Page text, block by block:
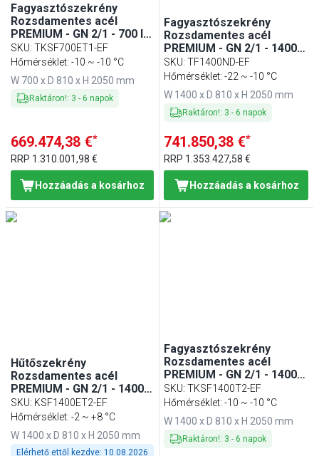
Fagyasztószekrény
Rozsdamentes acél
PREMIUM - GN 2/1 - 700 l -
akár −22…−10 °C - mit 1
ajtó - Umlufthűtés,
R290
SKU: TKSF700ET1-EF
Hőmérséklet: -10 ~ -10 °C
W 700 x D 810 x H 2050 mm
Raktáron!: 3 - 6 napok
669.474,38 €*
RRP 1.310.001,98 €
Hozzáadás a kosárhoz
Fagyasztószekrény
Rozsdamentes acél
PREMIUM - GN 2/1 - 1400
mm - 1400 l - akár −20…
−12 °C - mit 2 üvegajtó -
leolvasztás, R290
SKU:TF1400ND-EF
Hőmérséklet: -22 ~ -10 °C
W 1400 x D 810 x H 2050 mm
Raktáron!: 3 - 6 napok
741.850,38 €*
RRP 1.353.427,58 €
Hozzáadás a kosárhoz
Hűtőszekrény
Rozsdamentes acél
PREMIUM - GN 2/1 - 1400 l
- akár +8 °C - mit 2 ajtó -
Umlufthűtés, automatikus
világítás, R290,
energiatakarékos
SKU: KSF1400ET2-EF
Hőmérséklet: -2 ~ +8 °C
W 1400 x D 810 x H 2050 mm
Elérhető ettől kezdve: 10.08.2026
Fagyasztószekrény
Rozsdamentes acél
PREMIUM - GN 2/1 - 1400 l
- akár −22…−10 °C - mit 2
ajtó - Umluft
automatikus leolvasztás,
belső LED világítás, R290
SKU:TKSF1400T2-EF
Hőmérséklet: -10 ~ -10 °C
W 1400 x D 810 x H 2050 mm
Raktáron!: 3 - 6 napok